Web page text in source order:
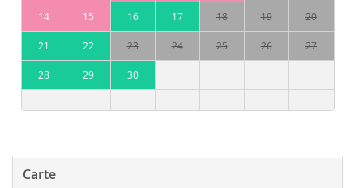
14 15 16 17 18 19 20
21 22 23 24 25 26 27
28 29 30
Carte